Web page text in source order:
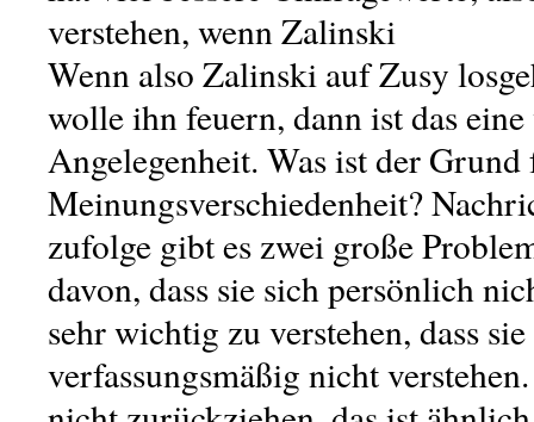
verstehen, wenn Zalinski
Wenn also Zalinski auf Zusy
wolle ihn feuern, dann ist das
Angelegenheit. Was ist der
Meinungsverschiedenheit?
zufolge gibt es zwei große
davon, dass sie sich persönlich
sehr wichtig zu verstehen, dass
verfassungsmäßig nicht